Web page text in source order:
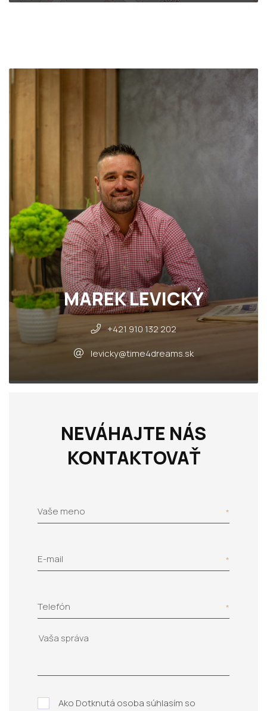
MAREK LEVICKÝ
+421 910 132 202
levicky@time4dreams.sk
NEVÁHAJTE NÁS
KONTAKTOVAŤ
Vaše meno
E-mail
Telefón
Ako Dotknutá osoba súhlasím so